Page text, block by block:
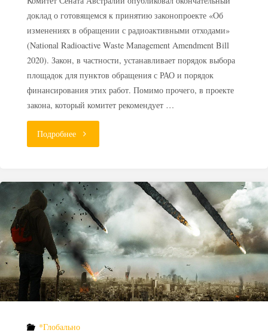
доклад о готовящемся к принятию законопроекте «Об
изменениях в обращении с радиоактивными отходами»
(National Radioactive Waste Management Amendment Bill
2020). Закон, в частности, устанавливает порядок выбора
площадок для пунктов обращения с РАО и порядок
финансирования этих работ. Помимо прочего, в проекте
закона, который комитет рекомендует …
Подробнее"В
примут
закон
о
Национальном
центре
*Глобально